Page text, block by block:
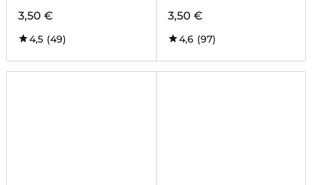
3,50 €
4,5 (49)
3,50 €
4,6 (97)